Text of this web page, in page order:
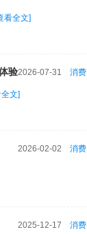
2026-07-31
看全文]
验2026-07-31 消费
文]
2026-02-02 消费
2025-12-17 消费